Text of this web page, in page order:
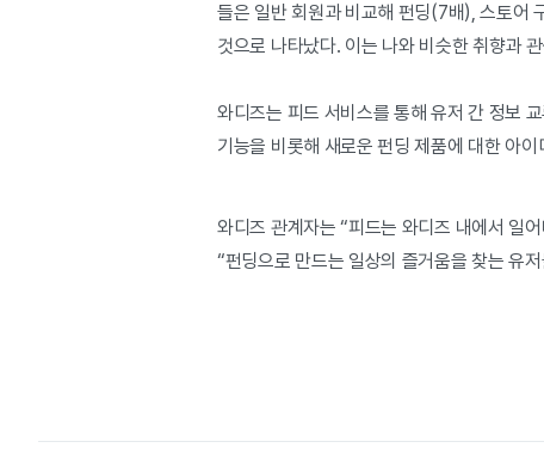
들은 일반 회원과 비교해 펀딩(7배), 스토어
것으로 나타났다. 이는 나와 비슷한 취향과
와디즈는 피드 서비스를 통해 유저 간 정보
기능을 비롯해 새로운 펀딩 제품에 대한 아
와디즈 관계자는 “피드는 와디즈 내에서 일
“펀딩으로 만드는 일상의 즐거움을 찾는 유